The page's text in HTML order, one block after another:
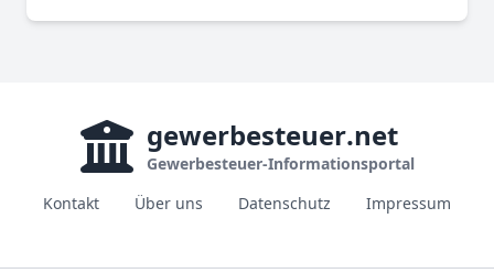
gewerbesteuer.net
Gewerbesteuer-Informationsportal
Kontakt
Über uns Datenschutz Impressum